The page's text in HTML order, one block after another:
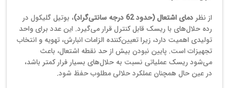
از نظر دمای اشتعال (حدود 62 درجه سانتی‌گراد)
، بوتیل گلیکول در
رده حلال‌های با ریسک قابل کنترل قرار می‌گیرد. این عدد برای واحد
تولیدی اهمیت دارد، زیرا تعیین‌کننده الزامات انبارش، تهویه و انتخاب
تجهیزات است. پایین نبودن بیش از حد نقطه اشتعال، باعث
می‌شود ریسک عملیاتی نسبت به حلال‌های بسیار فرار کمتر باشد،
در عین حال همچنان عملکرد حلالی مطلوب حفظ شود.